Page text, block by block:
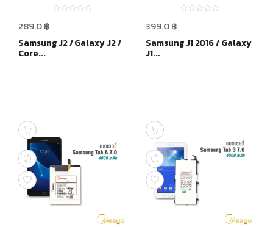
5
289.0฿
Samsung J2 / Galaxy J2 /
Core...
5
399.0฿
Samsung J1 2016 / Galaxy
J1...